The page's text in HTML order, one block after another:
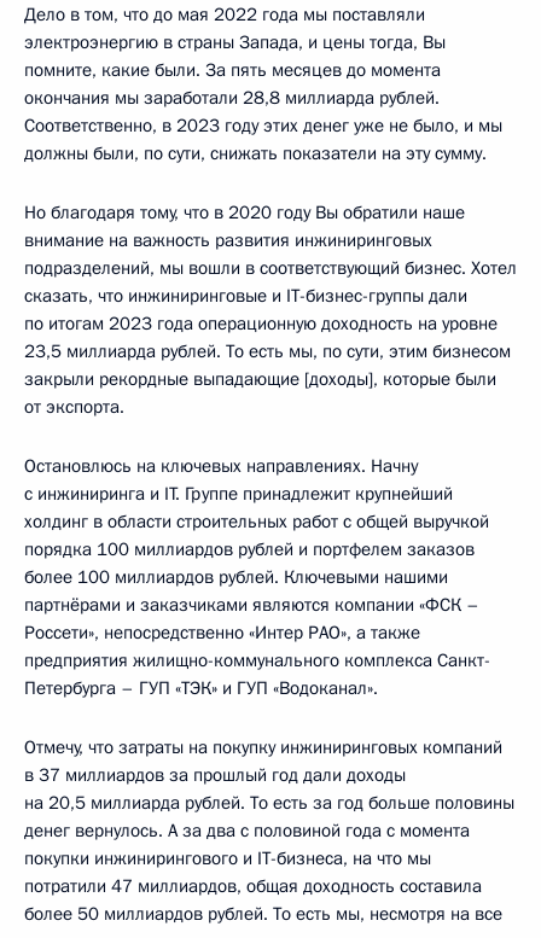
Дело в том, что до мая 2022 года мы поставляли
электроэнергию в страны Запада, и цены тогда, Вы
помните, какие были. За пять месяцев до момента
окончания мы заработали 28,8 миллиарда рублей.
Соответственно, в 2023 году этих денег уже не было, и мы
должны были, по сути, снижать показатели на эту сумму.
Но благодаря тому, что в 2020 году Вы обратили наше
внимание на важность развития инжиниринговых
подразделений, мы вошли в соответствующий бизнес. Хотел
сказать, что инжиниринговые и IT-бизнес-группы дали
по итогам 2023 года операционную доходность на уровне
23,5 миллиарда рублей. То есть мы, по сути, этим бизнесом
закрыли рекордные выпадающие [доходы], которые были
от экспорта.
Остановлюсь на ключевых направлениях. Начну
с инжиниринга и IT. Группе принадлежит крупнейший
холдинг в области строительных работ с общей выручкой
порядка 100 миллиардов рублей и портфелем заказов
более 100 миллиардов рублей. Ключевыми нашими
партнёрами и заказчиками являются компании «ФСК –
Россети», непосредственно «Интер РАО», а также
предприятия жилищно-коммунального комплекса Санкт-
Петербурга – ГУП «ТЭК» и ГУП «Водоканал».
Отмечу, что затраты на покупку инжиниринговых компаний
в 37 миллиардов за прошлый год дали доходы
на 20,5 миллиарда рублей. То есть за год больше половины
денег вернулось. А за два с половиной года с момента
покупки инжинирингового и IT-бизнеса, на что мы
потратили 47 миллиардов, общая доходность составила
более 50 миллиардов рублей. То есть мы, несмотря на все